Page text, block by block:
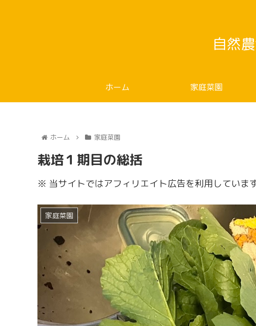
自然
ホーム 家庭菜園
ホーム 家庭菜園
栽培１期目の総括
※ 当サイトではアフィリエイト広告を利用していま
家庭菜園